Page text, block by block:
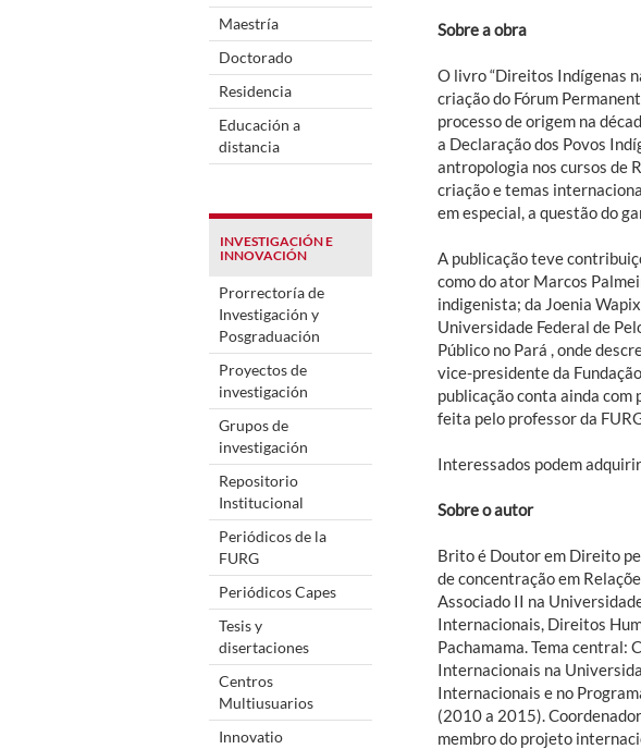
Maestría
Doctorado
Residencia
Educación a
distancia
INVESTIGACIÓN E
INNOVACIÓN
Prorrectoría de
Investigación y
Posgraduación
Proyectos de
investigación
Grupos de
investigación
Repositorio
Institucional
Periódicos de la
FURG
Periódicos Capes
Tesis y
disertaciones
Centros
Multiusuarios
Innovatio
Sobre a obra
O livro “Direitos Indígenas
criação do Fórum
processo de origem na
a Declaração dos Povos
antropologia nos cursos de
criação e temas
em especial, a questão do
A publicação teve
como do ator Marcos
indigenista; da Joenia
Universidade Federal de
Público no Pará , onde
vice-presidente da
publicação conta ainda com
feita pelo professor da
Interessados podem
Sobre o autor
Brito é Doutor em Direito
de concentração em
Associado II na
Internacionais, Direitos
Pachamama. Tema central:
Internacionais na
Internacionais e no
(2010 a 2015).
membro do projeto